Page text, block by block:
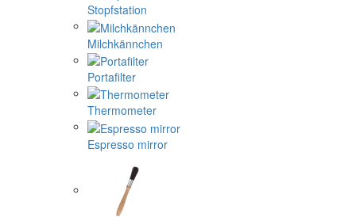
Stopfstation
Milchkännchen
Portafilter
Thermometer
Espresso mirror